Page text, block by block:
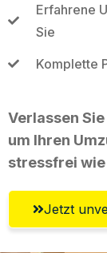
Erfahrene
Sie
Komplette
Verlassen
um Ihren
stressfrei
Jetzt